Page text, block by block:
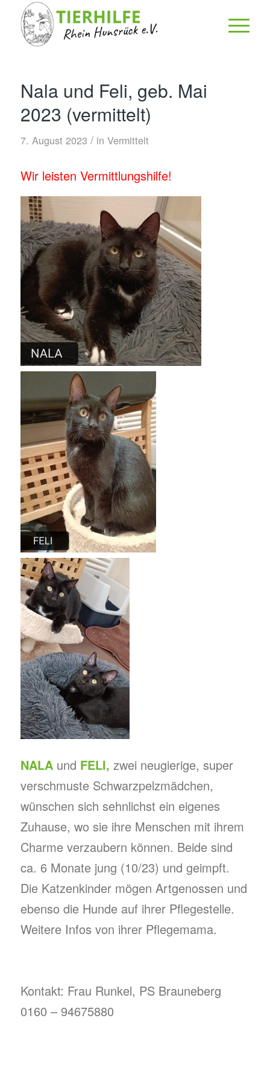
Nala und Feli, geb. Mai
2023 (vermittelt)
7. August 2023 / in Vermittelt
Wir leisten Vermittlungshilfe!
NALAund FELI, zwei neugierige, super
verschmuste Schwarzpelzmädchen,
wünschen sich sehnlichst ein eigenes
Zuhause, wo sie ihre Menschen mit ihrem
Charme verzaubern können. Beide sind
ca. 6 Monate jung (10/23) und geimpft.
Die Katzenkinder mögen Artgenossen und
ebenso die Hunde auf ihrer Pflegestelle.
Weitere Infos von ihrer Pflegemama.
Kontakt: Frau Runkel, PS Brauneberg
0160 – 94675880